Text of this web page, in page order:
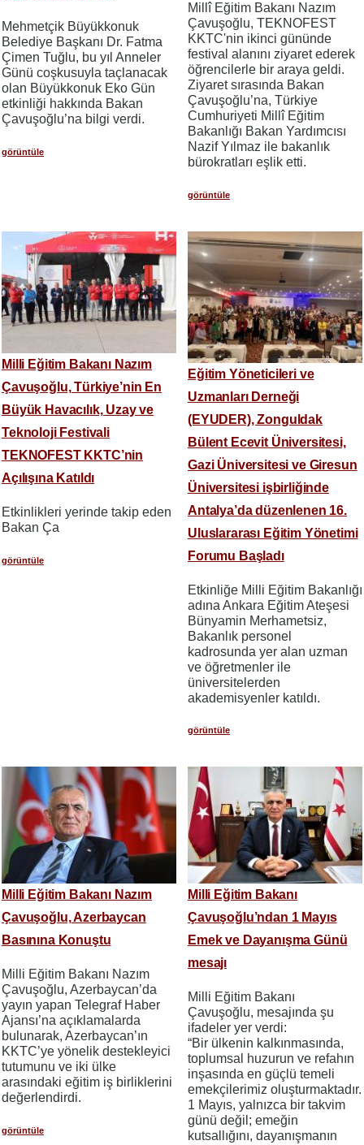
Mehmetçik Büyükkonuk
Belediye Başkanı Dr. Fatma
Çimen Tuğlu, bu yıl Anneler
Günü coşkusuyla taçlanacak
olan Büyükkonuk Eko Gün
etkinliği hakkında Bakan
Çavuşoğlu’na bilgi verdi.
görüntüle
Millî Eğitim Bakanı Nazım
Çavuşoğlu, TEKNOFEST
KKTC'nin ikinci gününde
festival alanını ziyaret ederek
öğrencilerle bir araya geldi.
Ziyaret sırasında Bakan
Çavuşoğlu’na, Türkiye
Cumhuriyeti Millî Eğitim
Bakanlığı Bakan Yardımcısı
Nazif Yılmaz ile bakanlık
bürokratları eşlik etti.
görüntüle
Milli Eğitim Bakanı Nazım
Çavuşoğlu, Türkiye’nin En
Büyük Havacılık, Uzay ve
Teknoloji Festivali
TEKNOFEST KKTC’nin
Açılışına Katıldı
Etkinlikleri yerinde takip eden
Bakan Ça
görüntüle
Eğitim Yöneticileri ve
Uzmanları Derneği
(EYUDER), Zonguldak
Bülent Ecevit Üniversitesi,
Gazi Üniversitesi ve Giresun
Üniversitesi işbirliğinde
Antalya’da düzenlenen 16.
Uluslararası Eğitim Yönetimi
Forumu Başladı
​​​​​​​Etkinliğe Milli Eğitim Bakanlığı
adına Ankara Eğitim Ateşesi
Bünyamin Merhametsiz,
Bakanlık personel
kadrosunda yer alan uzman
ve öğretmenler ile
üniversitelerden
akademisyenler katıldı.
görüntüle
Milli Eğitim Bakanı Nazım
Çavuşoğlu, Azerbaycan
Basınına Konuştu
Milli Eğitim Bakanı Nazım
Çavuşoğlu, Azerbaycan’da
yayın yapan Telegraf Haber
Ajansı’na açıklamalarda
bulunarak, Azerbaycan’ın
KKTC’ye yönelik destekleyici
tutumunu ve iki ülke
arasındaki eğitim iş birliklerini
değerlendirdi.
görüntüle
Milli Eğitim Bakanı
Çavuşoğlu’ndan 1 Mayıs
Emek ve Dayanışma Günü
mesajı
Milli Eğitim Bakanı
Çavuşoğlu, mesajında şu
ifadeler yer verdi:
“Bir ülkenin kalkınmasında,
toplumsal huzurun ve refahın
inşasında en güçlü temeli
emekçilerimiz oluşturmaktadır.
1 Mayıs, yalnızca bir takvim
günü değil; emeğin
kutsallığını, dayanışmanın